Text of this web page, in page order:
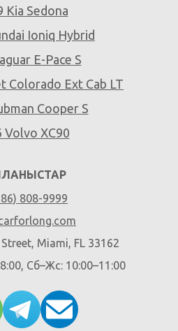
Kia Sedona
Ioniq Hybrid
E-Pace S
Colorado Ext Cab LT
Cooper S
Volvo XC90
808-9999
Miami, FL 33162
Сб–Жс: 10:00–11:00